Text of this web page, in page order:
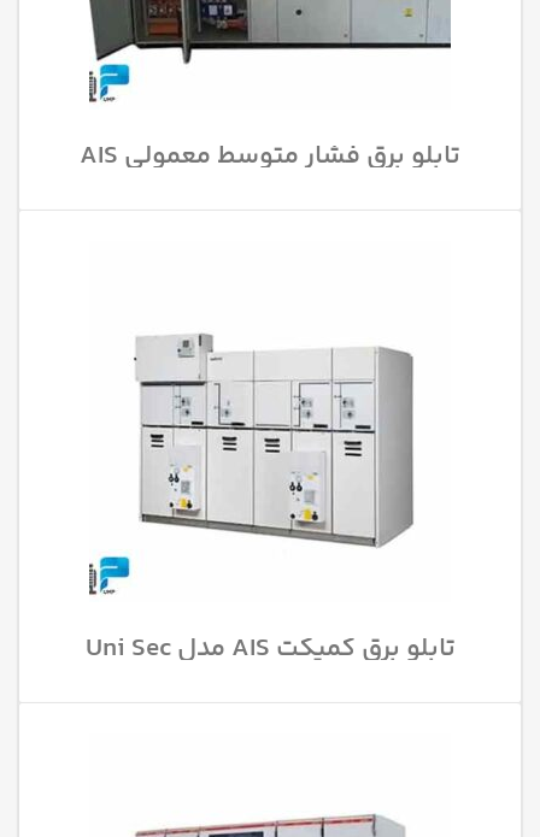
تابلو برق فشار متوسط معمولی AIS
تابلو برق کمپکت AIS مدل Uni Sec